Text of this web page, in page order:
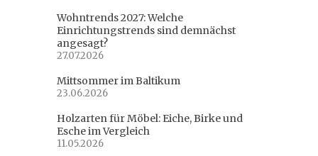
Wohntrends 2027: Welche
Einrichtungstrends sind demnächst
angesagt?
27.07.2026
Mittsommer im Baltikum
23.06.2026
Holzarten für Möbel: Eiche, Birke und
Esche im Vergleich
11.05.2026